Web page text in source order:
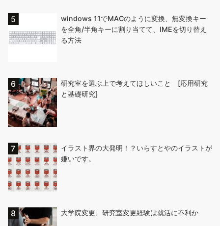
windows 11でMACのように変換、無変換キー
を全角/半角キーに割り当てて、IMEを切り替え
る方法
研究室を選ぶ上で考えてほしいこと [応用研究
と基礎研究]
イラスト界の大発明！？いらすとやのイラストが
嫌いです。
大学院変更、研究室変更経験は就活に不利か